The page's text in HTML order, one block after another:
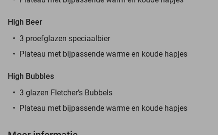
High Beer
3 proefglazen speciaalbier
Plateau met bijpassende warme en koude hapjes
High Bubbles
3 glazen Fletcher’s Bubbels
Plateau met bijpassende warme en koude hapjes